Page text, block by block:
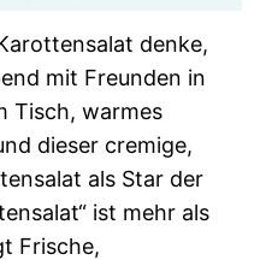
denke,
mit Freunden in
Tisch, warmes
dieser cremige,
als Star der
ist mehr als
Frische,